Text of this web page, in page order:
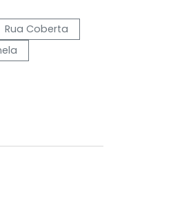
Rua Coberta